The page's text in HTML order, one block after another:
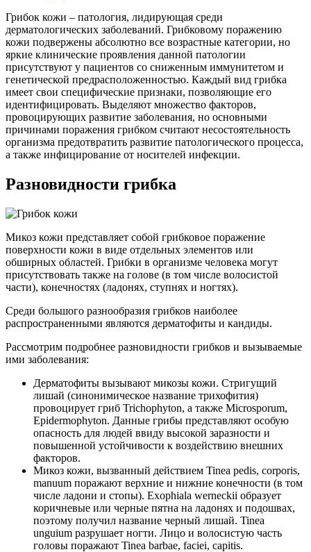
Грибок кожи – патология, лидирующая среди
дерматологических заболеваний. Грибковому поражению
кожи подвержены абсолютно все возрастные категории, но
яркие клинические проявления данной патологии
присутствуют у пациентов со сниженным иммунитетом и
генетической предрасположенностью. Каждый вид грибка
имеет свои специфические признаки, позволяющие его
идентифицировать. Выделяют множество факторов,
провоцирующих развитие заболевания, но основными
причинами поражения грибком считают несостоятельность
организма предотвратить развитие патологического процесса,
а также инфицирование от носителей инфекции.
Разновидности грибка
Микоз кожи представляет собой грибковое поражение
поверхности кожи в виде отдельных элементов или
обширных областей. Грибки в организме человека могут
присутствовать также на голове (в том числе волосистой
части), конечностях (ладонях, ступнях и ногтях).
Среди большого разнообразия грибков наиболее
распространенными являются дерматофиты и кандиды.
Рассмотрим подробнее разновидности грибков и вызываемые
ими заболевания:
Дерматофиты вызывают микозы кожи. Стригущий
лишай (синонимическое название трихофития)
провоцирует гриб Trichophyton, а также Microsporum,
Epidermophyton. Данные грибы представляют особую
опасность для людей ввиду высокой заразности и
повышенной устойчивости к воздействию внешних
факторов.
Микоз кожи, вызванный действием Tinea pedis, corporis,
manuum поражают верхние и нижние конечности (в том
числе ладони и стопы). Exophiala werneckii образует
коричневые или черные пятна на ладонях и подошвах,
поэтому получил название черный лишай. Tinea
unguium разрушает ногти. Лицо и волосистую часть
головы поражают Tinea barbae, faciei, capitis.